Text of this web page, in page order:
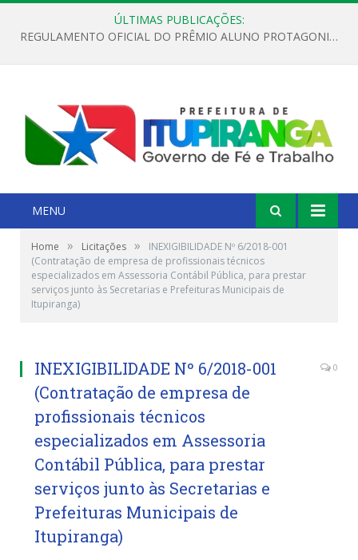
ÚLTIMAS PUBLICAÇÕES:
REGULAMENTO OFICIAL DO PRÊMIO ALUNO PROTAGONISTA – EDIÇÃO 2026
MENU
Home » Licitações »
INEXIGIBILIDADE Nº 6/2018-001
(Contratação de empresa de profissionais técnicos
especializados em Assessoria Contábil Pública, para prestar
serviços junto às Secretarias e Prefeituras Municipais de
Itupiranga)
INEXIGIBILIDADE Nº 6/2018-001
(Contratação de empresa de
profissionais técnicos
especializados em Assessoria
Contábil Pública, para prestar
serviços junto às Secretarias e
Prefeituras Municipais de
Itupiranga)
0